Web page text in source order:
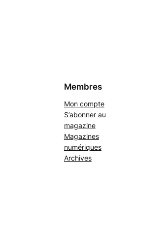
Membres
Mon compte
S’abonner au
magazine
Magazines
numériques
Archives